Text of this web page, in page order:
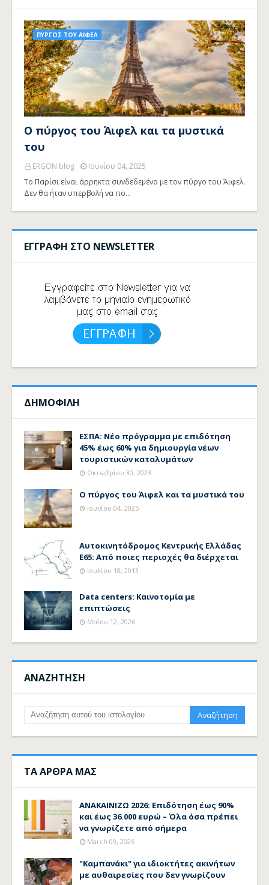
ΠΥΡΓΟΣ ΤΟΥ ΑΙΦΕΛ
Ο πύργος του Άιφελ και τα μυστικά
του
ERGON blog
Ιουνίου 04, 2025
Το Παρίσι είναι άρρηκτα συνδεδεμένο με τον πύργο του Άιφελ.
Δεν θα ήταν υπερβολή να πο…
ΕΓΓΡΑΦΗ ΣΤΟ NEWSLETTER
ΔΗΜΟΦΙΛΗ
ΕΣΠΑ: Νέο πρόγραμμα με επιδότηση
45% έως 60% για δημιουργία νέων
τουριστικών καταλυμάτων
Οκτωβρίου 30, 2023
Ο πύργος του Άιφελ και τα μυστικά του
Ιουνίου 04, 2025
Αυτοκινητόδρομος Κεντρικής Ελλάδας
Ε65: Από ποιες περιοχές θα διέρχεται
Ιουλίου 18, 2013
Data centers: Καινοτομία με
επιπτώσεις
Μαΐου 12, 2026
ΑΝΑΖΗΤΗΣΗ
ΤΑ ΑΡΘΡΑ ΜΑΣ
ΑΝΑΚΑΙΝΙΖΩ 2026: Επιδότηση έως 90%
και έως 36.000 ευρώ – Όλα όσα πρέπει
να γνωρίζετε από σήμερα
March 09, 2026
"Καμπανάκι" για ιδιοκτήτες ακινήτων
με αυθαιρεσίες που δεν γνωρίζουν